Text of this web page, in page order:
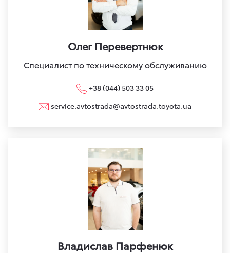
Олег Перевертнюк
Специалист по техническому обслуживанию
+38 (044) 503 33 05
service.avtostrada@avtostrada.toyota.ua
Владислав Парфенюк